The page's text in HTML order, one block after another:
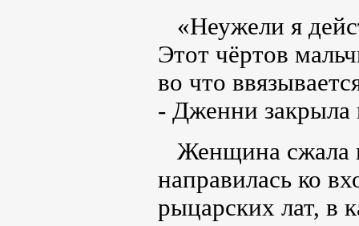
«Неужели я
Этот чёртов
во что
- Дженни закрыла
Женщина сжала
направилась ко
рыцарских лат, в